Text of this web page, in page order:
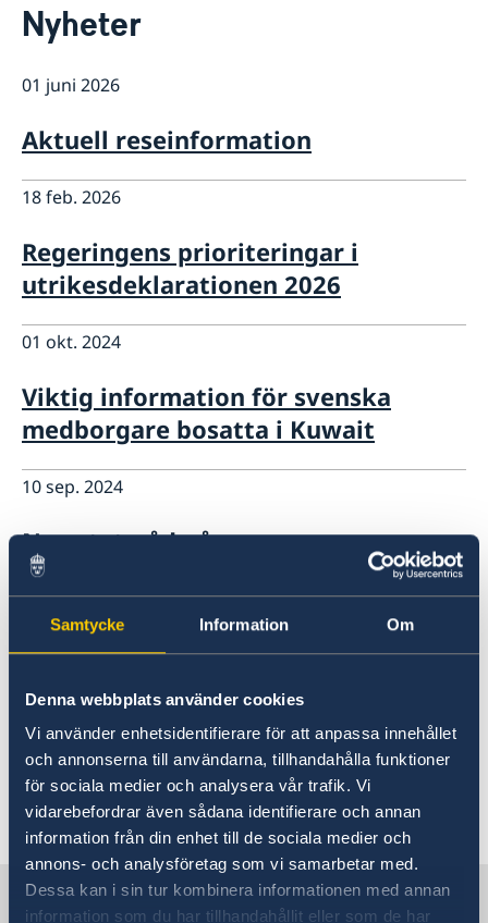
Samtycke Information Om
Denna webbplats använder cookies
Vi använder enhetsidentifierare för att anpassa innehållet
och annonserna till användarna, tillhandahålla funktioner
för sociala medier och analysera vår trafik. Vi
vidarebefordrar även sådana identifierare och annan
information från din enhet till de sociala medier och
annons- och analysföretag som vi samarbetar med.
Dessa kan i sin tur kombinera informationen med annan
information som du har tillhandahållit eller som de har
Om oss
Vi är en resurs för svenska företag
Så kan du få stöd
Anmäl handelshinder
Aktuellt
Nyheter
Nyheter
01 juni 2026
Aktuell reseinformation
18 feb. 2026
Regeringens prioriteringar i
utrikesdeklarationen 2026
01 okt. 2024
Viktig information för svenska
medborgare bosatta i Kuwait
10 sep. 2024
Nya statsråd på
Utrikesdepartementet
20 mars 2024
Regeringens prioriteringar i utrikes-
och säkerhetspolitiken med
anledning av Sveriges medlemskap i
Nato
1 2 3 »
Sverige i Förenade arabemiraten